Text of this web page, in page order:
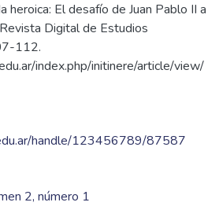
heroica: El desafío de Juan Pablo II a
Digital de Estudios
112.
index.php/initinere/article/view/
handle/123456789/87587
2, número 1